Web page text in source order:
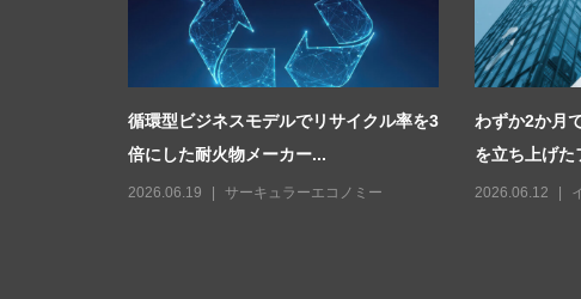
循環型ビジネスモデルでリサイクル率を3
倍にした耐火物メーカー...
2026.06.19 サーキュラーエコノミー
わずか2か月
を立ち上げた
2026.06.12